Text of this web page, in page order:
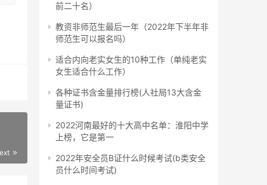
前二十名）
教资非师范生最后一年（2022年下半年非
师范生可以报名吗）
适合内向老实女生的10种工作（单纯老实
女生适合什么工作）
各种证书含金量排行榜(人社局13大含金
量证书)
2022河南最好的十大高中名单：淮阳中学
上榜，它是第一
2022年安全员B证什么时候考试(b类安全
员什么时间考试)